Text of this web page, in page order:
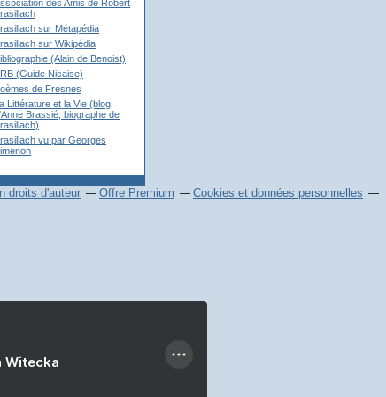
des Amis de Robert
sur Métapédia
sur Wikipédia
(Alain de Benoist)
(Guide Nicaise)
de Fresnes
Littérature et la Vie (blog
Brassié, biographe de
vu par Georges
droits d'auteur Offre Premium
Cookies et données personnelles
Witecka